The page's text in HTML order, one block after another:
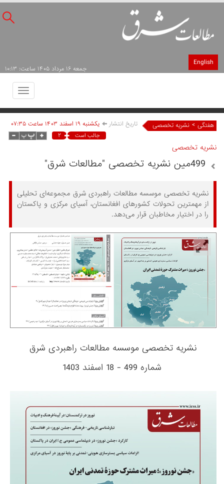
English
جمعه ۱۶ مرداد ۱۴۰۵ ساعت: ۱۰:۱۳
Toggle
هفتگی > نشریه تخصصی تاریخ انتشار يکشنبه ۱۹ اسفند ۱۴۰۳ ساعت ۰۷:۳۵
جالب است ۲
نشریه تخصصی
499مین نشریه تخصصی "مطالعات شرق"
نشریه تخصصی موسسه مطالعات راهبردی شرق مجموعه‌ای تحلیلی
از مهمترین تحولات کشورهای افغانستان، آسیای مرکزی و پاکستان
را در اختیار مخاطبان قرار می‌دهد.
نشریه تخصصی موسسه مطالعات راهبردی شرق
شماره 499 - 18 اسفند 1403